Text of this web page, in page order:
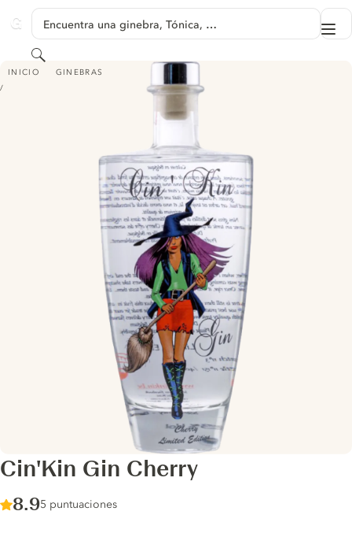
GINVENTORY
Encuentra una ginebra, Tónica, …
Buscar
INICIO GINEBRAS
CIN'KIN GIN CHERRY
Cin'Kin Gin Cherry
Score :
8.9/ 10
5 puntuaciones